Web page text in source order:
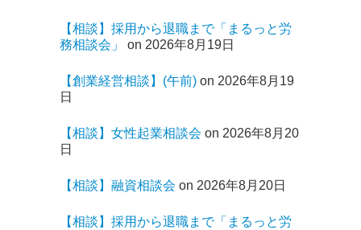
【相談】採用から退職まで「まるっと労
務相談会」
on 2026年8月19日
【創業経営相談】(午前) on 2026年8月19
日
【相談】女性起業相談会 on 2026年8月20
日
【相談】融資相談会 on 2026年8月20日
【相談】採用から退職まで「まるっと労